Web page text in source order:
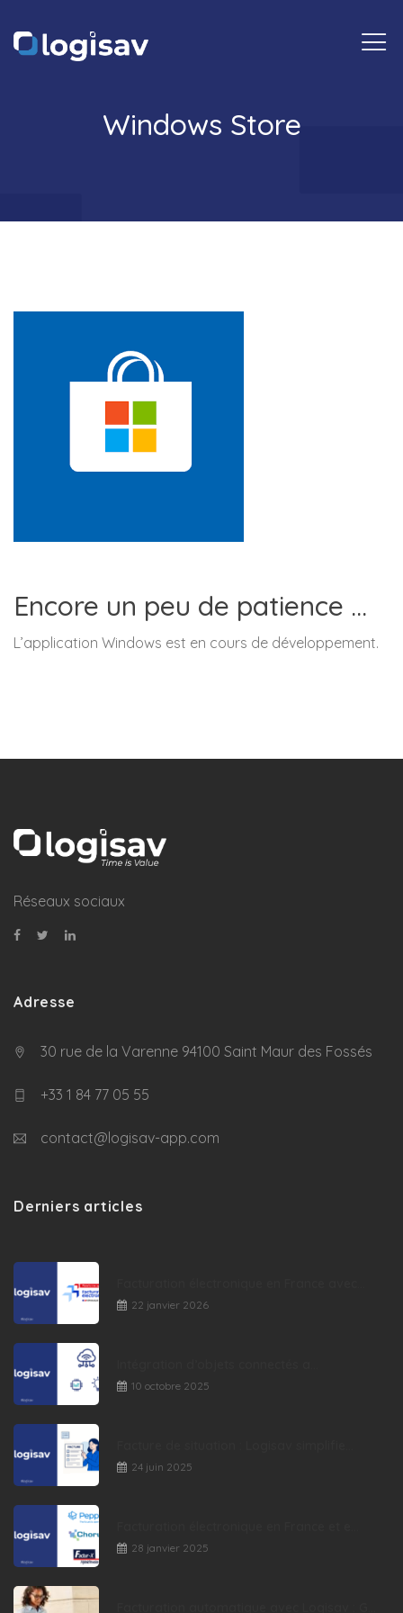
Windows Store
Encore un peu de patience …
L’application Windows est en cours de développement.
Réseaux sociaux
Adresse
30 rue de la Varenne 94100 Saint Maur des Fossés
+33 1 84 77 05 55
contact@logisav-app.com
Derniers articles
22 janvier 2026
10 octobre 2025
24 juin 2025
28 janvier 2025